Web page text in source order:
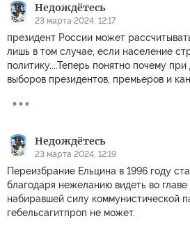
Недождётесь
23 марта 2024, 12:17
президент России может
лишь в том случае, если население
политику....Теперь понятно почему
выборов президентов, премьеров и
Недождётесь
23 марта 2024, 12:19
Переизбрание Ельцина в 1996 году
благодаря нежеланию видеть во
набиравшей силу коммунистической
гебельсагитпроп не может.